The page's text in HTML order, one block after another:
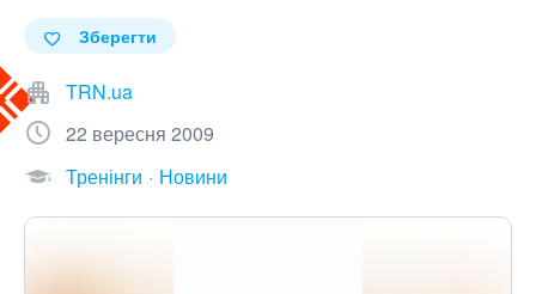
Зберегти
TRN.ua
22 вересня 2009
Тренінги
Новини